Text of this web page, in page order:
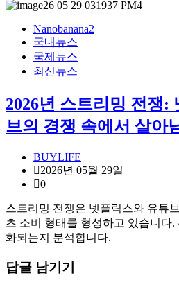
Nanobanana2
국내뉴스
국제뉴스
최신뉴스
2026년 스트리밍 전쟁:
브의 경쟁 속에서 살아
BUYLIFE
2026년 05월 29일
0
스트리밍 전쟁은 넷플릭스와 유튜
츠 소비 형태를 형성하고 있습니다.
화되는지 분석합니다.
답글 남기기